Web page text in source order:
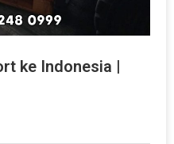
ke Indonesia |